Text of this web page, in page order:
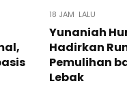
18 JAM LALU
Yunaniah
Hadirkan
Pemulihan
Lebak